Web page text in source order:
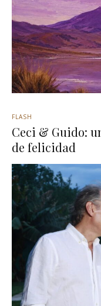
FLASH
Ceci & Guido:
de felicidad